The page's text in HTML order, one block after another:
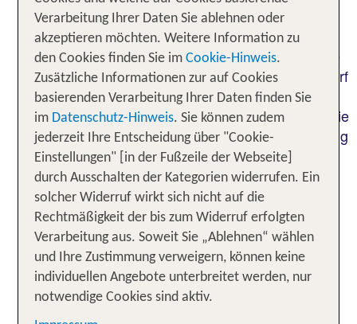
Geschichten. Lass dich verzaubern von keltischer
Geschichte und irischem Flair. Eine Rundreise
entlang der „Ring of Kerry“ Panoramaküstenstraße
um die Iveragh-Halbinsel im Südwesten Irlands darf
nicht fehlen. Die 179 km lange Rundstrecke führt
durch zerklüftete und grüne Küstenabschnitte sowie
ländliche Küstenorte. An unzähligen Stellen entlang
der Ring of Kerry kannst du anhalten und die
verschiedenen Aussichten auf deiner Reise
genießen. Entdecke Nordirland mit seinen
traumhaften Hügellandschaften und
atemberaubenden Küsten.
Die 6 besten Orte für eine Irland
Rundreise
Verarbeitung Ihrer Daten Sie ablehnen oder
akzeptieren möchten. Weitere Information zu
den Cookies finden Sie im Cookie-Hinweis.
Zusätzliche Informationen zur auf Cookies
basierenden Verarbeitung Ihrer Daten finden Sie
im Datenschutz-Hinweis. Sie können zudem
jederzeit Ihre Entscheidung über "Cookie-
Einstellungen" [in der Fußzeile der Webseite]
durch Ausschalten der Kategorien widerrufen. Ein
solcher Widerruf wirkt sich nicht auf die
Rechtmäßigkeit der bis zum Widerruf erfolgten
Verarbeitung aus. Soweit Sie „Ablehnen“ wählen
und Ihre Zustimmung verweigern, können keine
individuellen Angebote unterbreitet werden, nur
notwendige Cookies sind aktiv.